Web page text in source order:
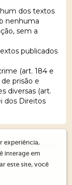
dos textos
nenhuma
sem a
publicados
(art. 184 e
prisão e
diversas (art.
dos Direitos
reservados.
experiência,
interage em
este site, você